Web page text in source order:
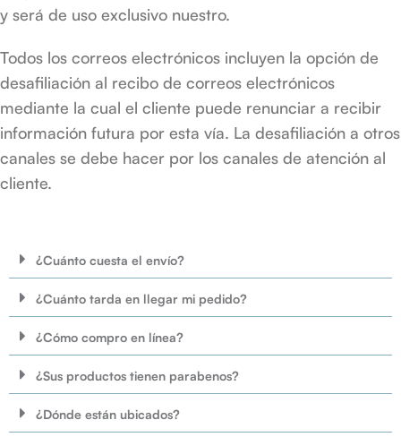
y será de uso exclusivo nuestro.
Todos los correos electrónicos incluyen la opción de
desafiliación al recibo de correos electrónicos
mediante la cual el cliente puede renunciar a recibir
información futura por esta vía. La desafiliación a otros
canales se debe hacer por los canales de atención al
cliente.
¿Cuánto cuesta el envío?
¿Cuánto tarda en llegar mi pedido?
¿Cómo compro en línea?
¿Sus productos tienen parabenos?
¿Dónde están ubicados?